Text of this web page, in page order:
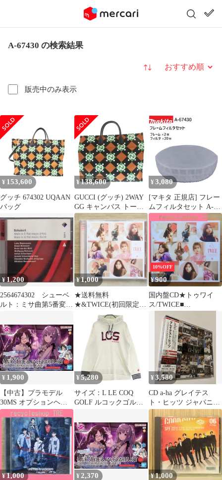
A-67430 の検索結果
販売中のみ表示
並び替え
¥ 153,600
グッチ 674302 UQAAN
バッグ
¥138,600
GUCCI (グッチ) 2WAY
GG キャンバス トート
バッグ マルチカラー
674302
¥ 3,080
[マキタ 正規店] フレー
ムフィルタセット A-
67430 makita フィルタ
フレーム 2個 フィルタ
20枚 セット 空調服 空
調ベスト 専用 粉塵 ホ
コリ 埃 対策 ファン フ
ィルター
¥ 1,200
2564674302 シューベ
ルト：ミサ曲第5番変イ
ル指揮
¥1,000
★送料無料
★&TWICE(初回限定盤
B)/■トゥワイ
ス/TWICE【4943674302
031/WPZL31689】
G04973
10%OFF
¥900
国内盤CD★トゥワイ
ス/TWICE■
&TWICE(初回限定盤B)
【WPZL31689/49436743
02031】G24254
¥ 1,900
【中古】プラモデル
30MS オプションヘア
スタイル＆フェイスパ
ーツセット(三峰結華/
幽谷霧子) 「アイドル
マスター シャイニーカ
ラーズ」 30 MINUTES
SISTERS [5067430]
¥ 5,280
サイズ：L LE COQ
GOLF ルコックゴルフ
ー ホワイト系
[240101674309] ゴルフ
ウェア レディース スト
スト
¥3,580
CD a-ha グレイテス
ト・ヒッツ ジャパニー
ズ・シングル・コレク
ション CD+DVD アー
ハ 4943674307838
¥1,000 ¥ 2,370 ¥1,000